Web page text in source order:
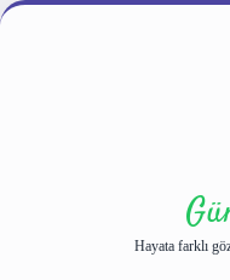
Hayata farklı